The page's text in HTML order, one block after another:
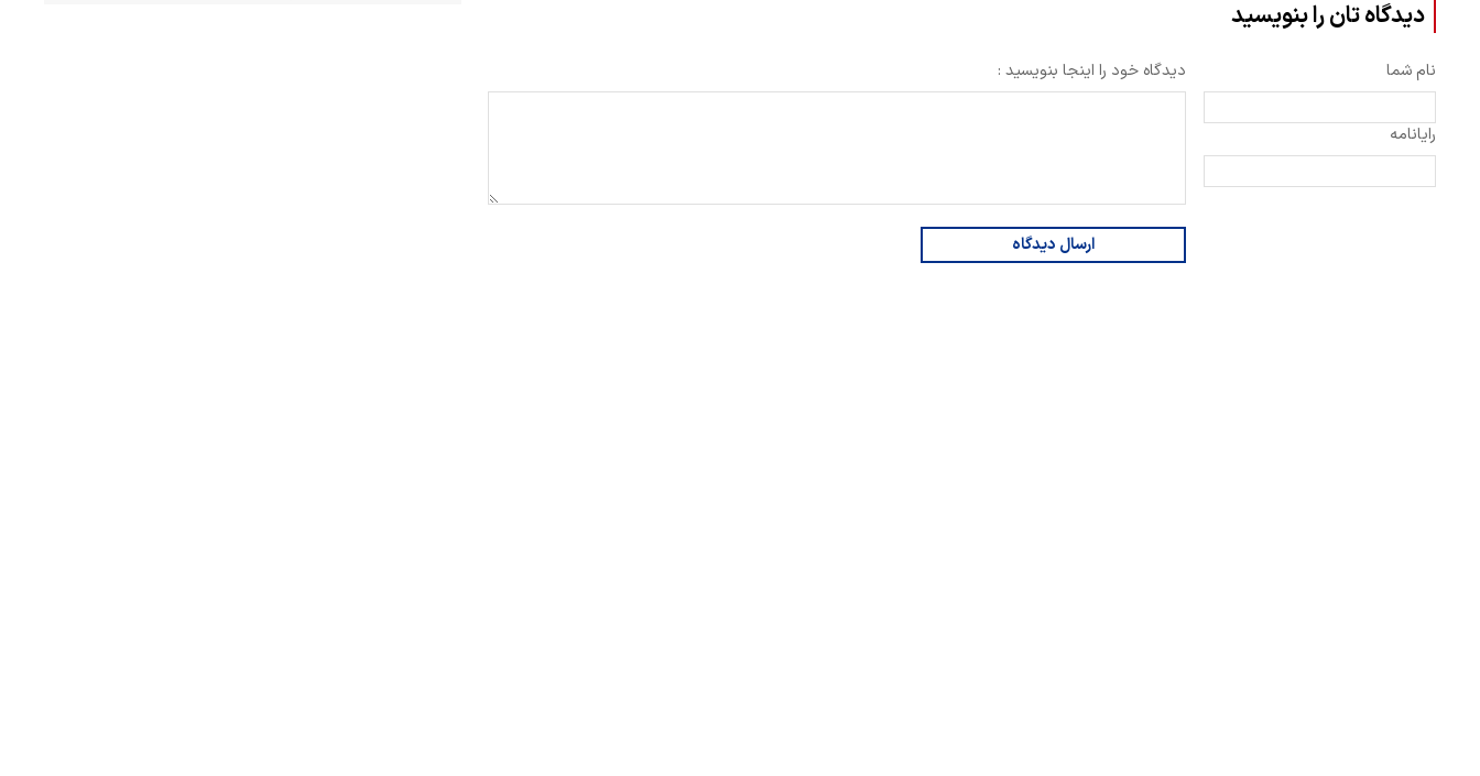
دیدگاه تان را بنویسید
نام شما
رایانامه
دیدگاه خود را اینجا بنویسید :
ارسال دیدگاه